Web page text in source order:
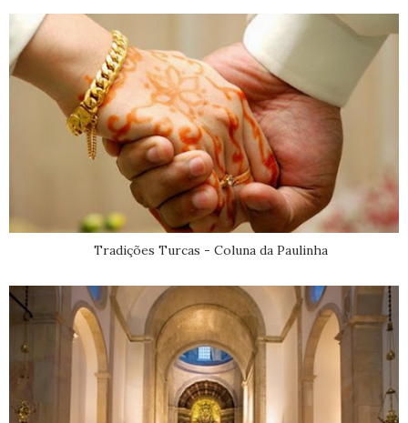
Tradições Turcas - Coluna da Paulinha